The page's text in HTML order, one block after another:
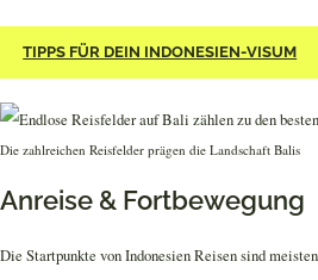
TIPPS FÜR DEIN INDONESIEN-VISUM
Die zahlreichen Reisfelder prägen die Landschaft Balis
Anreise & Fortbewegung
Die Startpunkte von Indonesien Reisen sind